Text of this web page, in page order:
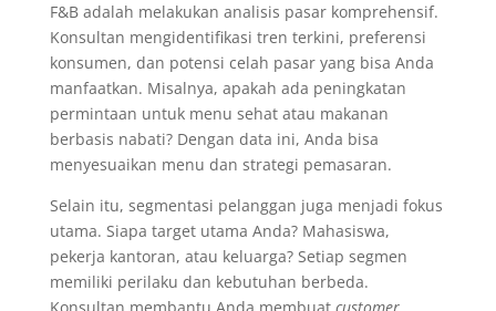
F&B adalah melakukan analisis pasar komprehensif.
Konsultan mengidentifikasi tren terkini, preferensi
konsumen, dan potensi celah pasar yang bisa Anda
manfaatkan. Misalnya, apakah ada peningkatan
permintaan untuk menu sehat atau makanan
berbasis nabati? Dengan data ini, Anda bisa
menyesuaikan menu dan strategi pemasaran.
Selain itu, segmentasi pelanggan juga menjadi fokus
utama. Siapa target utama Anda? Mahasiswa,
pekerja kantoran, atau keluarga? Setiap segmen
memiliki perilaku dan kebutuhan berbeda.